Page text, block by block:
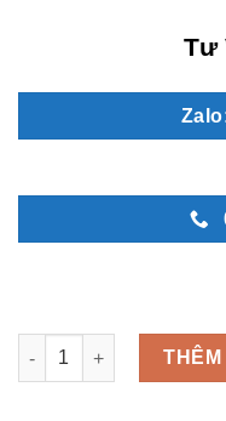
Tư
Vòng hoa đám ma đẹp -
THÊM